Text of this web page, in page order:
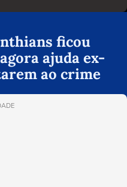
ficou
ajuda ex-
ao crime